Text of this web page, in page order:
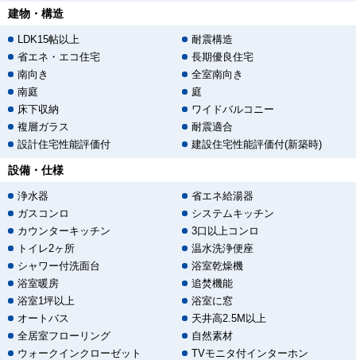
建物・構造
LDK15帖以上
耐震構造
省エネ・エコ住宅
長期優良住宅
南向き
全室南向き
南庭
庭
床下収納
ワイドバルコニー
複層ガラス
耐震適合
設計住宅性能評価付
建設住宅性能評価付(新築時)
設備・仕様
浄水器
省エネ給湯器
ガスコンロ
システムキッチン
カウンターキッチン
3口以上コンロ
トイレ2ヶ所
温水洗浄便座
シャワー付洗面台
浴室乾燥機
浴室暖房
追焚機能
浴室1坪以上
浴室に窓
オートバス
天井高2.5M以上
全居室フローリング
自然素材
ウォークインクローゼット
TVモニタ付インターホン